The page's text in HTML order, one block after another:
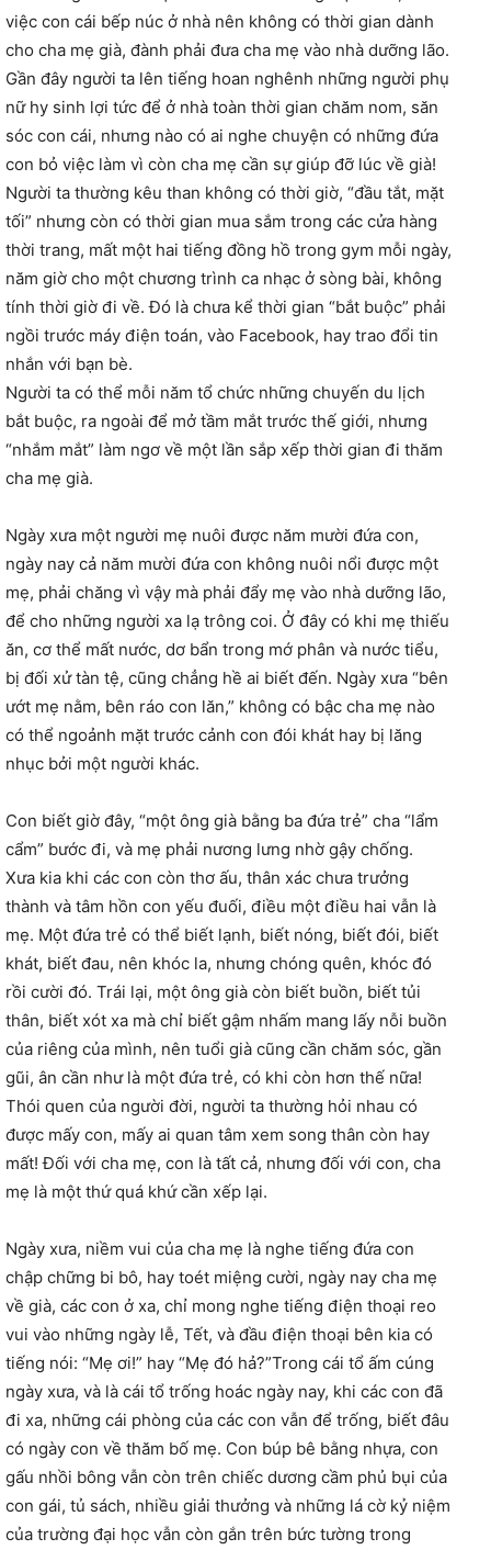
việc con cái bếp núc ở nhà nên không có thời gian dành
cho cha mẹ già, đành phải đưa cha mẹ vào nhà dưỡng lão.
Gần đây người ta lên tiếng hoan nghênh những người phụ
nữ hy sinh lợi tức để ở nhà toàn thời gian chăm nom, săn
sóc con cái, nhưng nào có ai nghe chuyện có những đứa
con bỏ việc làm vì còn cha mẹ cần sự giúp đỡ lúc về già!
Người ta thường kêu than không có thời giờ, “đầu tắt, mặt
tối” nhưng còn có thời gian mua sắm trong các cửa hàng
thời trang, mất một hai tiếng đồng hồ trong gym mỗi ngày,
năm giờ cho một chương trình ca nhạc ở sòng bài, không
tính thời giờ đi về. Đó là chưa kể thời gian “bắt buộc” phải
ngồi trước máy điện toán, vào Facebook, hay trao đổi tin
nhắn với bạn bè.
Người ta có thể mỗi năm tổ chức những chuyến du lịch
bắt buộc, ra ngoài để mở tầm mắt trước thế giới, nhưng
“nhắm mắt” làm ngơ về một lần sắp xếp thời gian đi thăm
cha mẹ già.
Ngày xưa một người mẹ nuôi được năm mười đứa con,
ngày nay cả năm mười đứa con không nuôi nổi được một
mẹ, phải chăng vì vậy mà phải đẩy mẹ vào nhà dưỡng lão,
để cho những người xa lạ trông coi. Ở đây có khi mẹ thiếu
ăn, cơ thể mất nước, dơ bẩn trong mớ phân và nước tiểu,
bị đối xử tàn tệ, cũng chẳng hề ai biết đến. Ngày xưa “bên
ướt mẹ nằm, bên ráo con lăn,” không có bậc cha mẹ nào
có thể ngoảnh mặt trước cảnh con đói khát hay bị lăng
nhục bởi một người khác.
Con biết giờ đây, “một ông già bằng ba đứa trẻ” cha “lẩm
cẩm” bước đi, và mẹ phải nương lưng nhờ gậy chống.
Xưa kia khi các con còn thơ ấu, thân xác chưa trưởng
thành và tâm hồn con yếu đuối, điều một điều hai vẫn là
mẹ. Một đứa trẻ có thể biết lạnh, biết nóng, biết đói, biết
khát, biết đau, nên khóc la, nhưng chóng quên, khóc đó
rồi cười đó. Trái lại, một ông già còn biết buồn, biết tủi
thân, biết xót xa mà chỉ biết gậm nhấm mang lấy nỗi buồn
của riêng của mình, nên tuổi già cũng cần chăm sóc, gần
gũi, ân cần như là một đứa trẻ, có khi còn hơn thế nữa!
Thói quen của người đời, người ta thường hỏi nhau có
được mấy con, mấy ai quan tâm xem song thân còn hay
mất! Đối với cha mẹ, con là tất cả, nhưng đối với con, cha
mẹ là một thứ quá khứ cần xếp lại.
Ngày xưa, niềm vui của cha mẹ là nghe tiếng đứa con
chập chững bi bô, hay toét miệng cười, ngày nay cha mẹ
về già, các con ở xa, chỉ mong nghe tiếng điện thoại reo
vui vào những ngày lễ, Tết, và đầu điện thoại bên kia có
tiếng nói: “Mẹ ơi!” hay “Mẹ đó hả?”Trong cái tổ ấm cúng
ngày xưa, và là cái tổ trống hoác ngày nay, khi các con đã
đi xa, những cái phòng của các con vẫn để trống, biết đâu
có ngày con về thăm bố mẹ. Con búp bê bằng nhựa, con
gấu nhồi bông vẫn còn trên chiếc dương cầm phủ bụi của
con gái, tủ sách, nhiều giải thưởng và những lá cờ kỷ niệm
của trường đại học vẫn còn gắn trên bức tường trong